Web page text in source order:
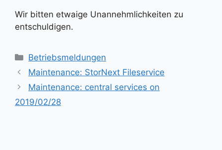
Wir bitten etwaige Unannehmlichkeiten zu
entschuldigen.
Kategorien
Betriebsmeldungen
Maintenance: StorNext Fileservice
Maintenance: central services on
2019/02/28